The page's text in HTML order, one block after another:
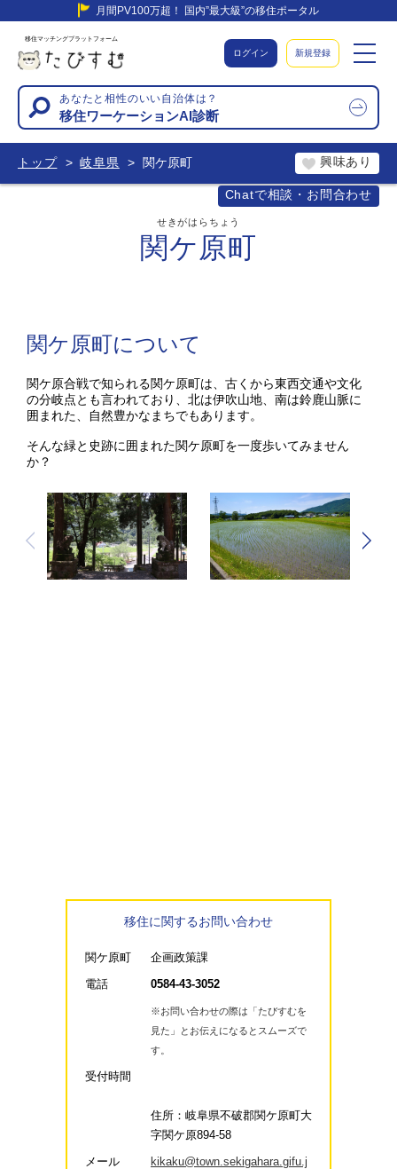
月間PV100万超！ 国内”最大級”の移住ポータル
移住マッチングプラットフォーム
ログイン 新規登録
あなたと相性のいい自治体は？
移住ワーケーションAI診断
トップ 岐阜県 関ケ原町
Chatで相談・お問合わせ
興味あり
関ケ原町
せきがはらちょう
関ケ原町について
関ケ原合戦で知られる関ケ原町は、古くから東西交通や文化
の分岐点とも言われており、北は伊吹山地、南は鈴鹿山脈に
囲まれた、自然豊かなまちでもあります。
そんな緑と史跡に囲まれた関ケ原町を一度歩いてみません
か？
移住に関するお問い合わせ
関ケ原町
企画政策課
電話
0584-43-3052
※お問い合わせの際は「たびすむを
見た」とお伝えになるとスムーズで
す。
受付時間
住所：岐阜県不破郡関ケ原町大
字関ケ原894-58
メール
kikaku@town.sekigahara.gifu.j